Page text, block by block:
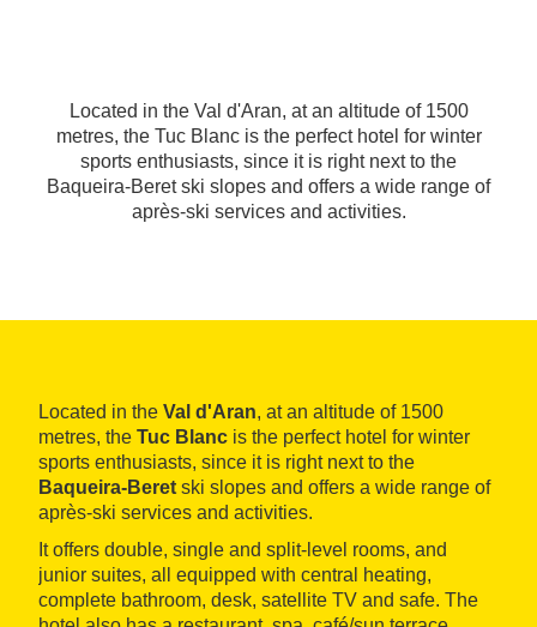
Located in the Val d'Aran, at an altitude of 1500
metres, the Tuc Blanc is the perfect hotel for winter
sports enthusiasts, since it is right next to the
Baqueira-Beret ski slopes and offers a wide range of
après-ski services and activities.
Located in the Val d'Aran, at an altitude of 1500
metres, the Tuc Blanc is the perfect hotel for winter
sports enthusiasts, since it is right next to the
Baqueira-Beret ski slopes and offers a wide range of
après-ski services and activities.
It offers double, single and split-level rooms, and
junior suites, all equipped with central heating,
complete bathroom, desk, satellite TV and safe. The